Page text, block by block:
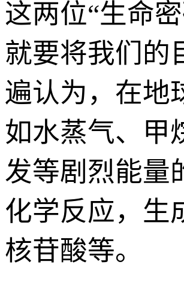
这两位“生命
就要将我们的
遍认为，在地
如水蒸气、甲
发等剧烈能量
化学反应，生
核苷酸等。